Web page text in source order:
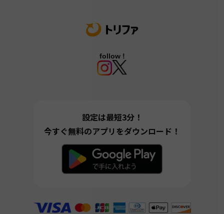
follow !
設定は最短3分！
今すぐ無料のアプリをダウンロード！